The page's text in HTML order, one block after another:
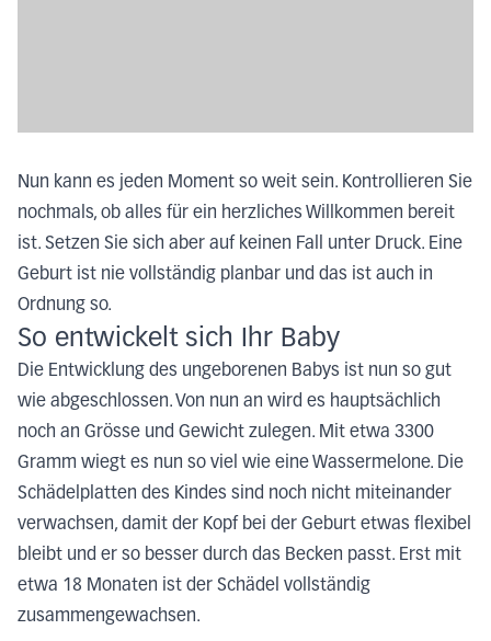
Nun kann es jeden Moment so weit sein. Kontrollieren Sie
nochmals, ob alles für ein herzliches Willkommen bereit
ist. Setzen Sie sich aber auf keinen Fall unter Druck. Eine
Geburt ist nie vollständig planbar und das ist auch in
Ordnung so.
So entwickelt sich Ihr Baby
Die Entwicklung des ungeborenen Babys ist nun so gut
wie abgeschlossen. Von nun an wird es hauptsächlich
noch an Grösse und Gewicht zulegen. Mit etwa 3300
Gramm wiegt es nun so viel wie eine Wassermelone. Die
Schädelplatten des Kindes sind noch nicht miteinander
verwachsen, damit der Kopf bei der Geburt etwas flexibel
bleibt und er so besser durch das Becken passt. Erst mit
etwa 18 Monaten ist der Schädel vollständig
zusammengewachsen.